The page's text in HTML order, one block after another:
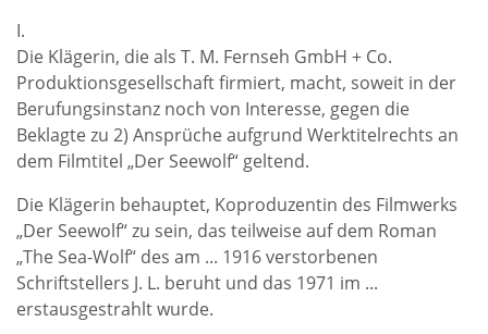
I.
Die Klägerin, die als T. M. Fernseh GmbH + Co.
Produktionsgesellschaft firmiert, macht, soweit in der
Berufungsinstanz noch von Interesse, gegen die
Beklagte zu 2) Ansprüche aufgrund Werktitelrechts an
dem Filmtitel „Der Seewolf“ geltend.
Die Klägerin behauptet, Koproduzentin des Filmwerks
„Der Seewolf“ zu sein, das teilweise auf dem Roman
„The Sea-Wolf“ des am ... 1916 verstorbenen
Schriftstellers J. L. beruht und das 1971 im ...
erstausgestrahlt wurde.